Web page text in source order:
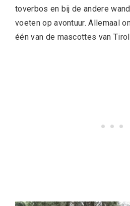
toverbos en bij de andere
voeten op avontuur. Allemaal
één van de mascottes van